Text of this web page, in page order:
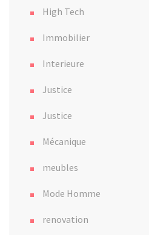
High Tech
Immobilier
Interieure
Justice
Justice
Mécanique
meubles
Mode Homme
renovation